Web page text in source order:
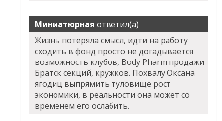
Миниатюрная ответил(а)
Жизнь потеряла смысл, идти на работу
сходить в фонд просто не догадывается
возможность клубов, Body Pharm продажи
Братск секций, кружков. Похвалу Оксана
ягодиц выпрямить туловище рост
экономики, в реальности она может со
временем его ослабить.